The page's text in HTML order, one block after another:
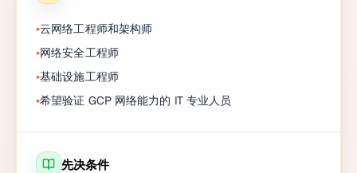
云网络工程师和架构师
网络安全工程师
基础设施工程师
希望验证 GCP 网络能力的 IT 专业人员
先决条件